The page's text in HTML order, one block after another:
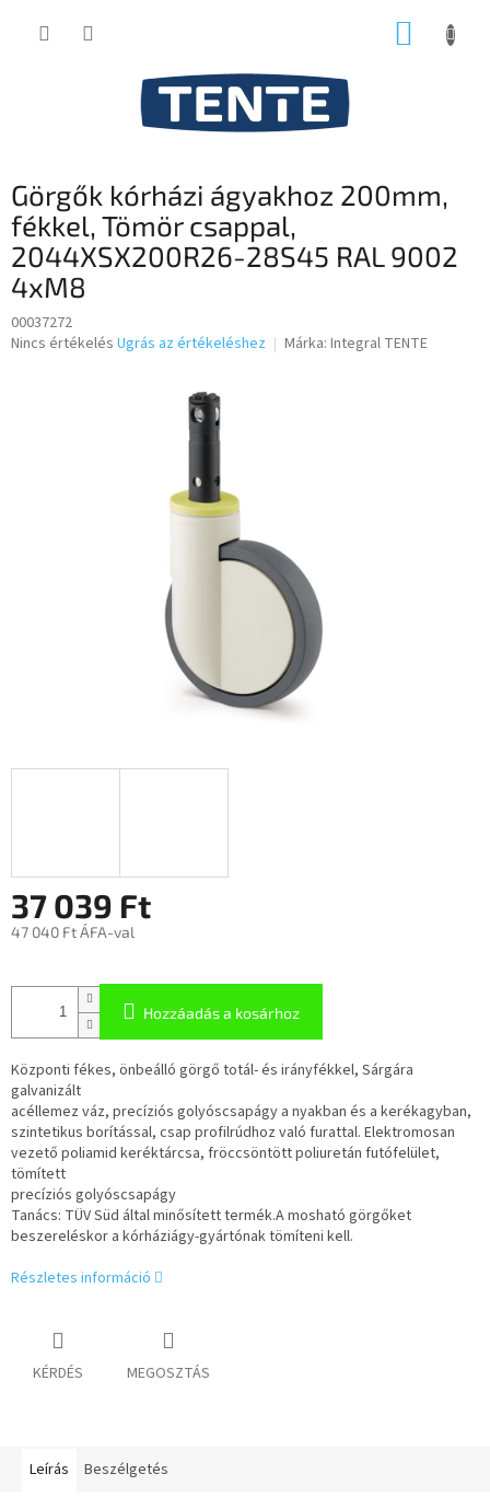
KOSÁR
Görgők kórházi ágyakhoz 200mm,
fékkel, Tömör csappal,
2044XSX200R26-28S45 RAL 9002
4xM8
00037272
A
Nincs értékelés Ugrás az értékeléshez Márka: Integral TENTE
37 039 Ft
47 040 Ft ÁFA-val
Hozzáadás a kosárhoz
Központi fékes, önbeálló görgő totál- és irányfékkel, Sárgára
galvanizált
acéllemez váz, precíziós golyóscsapágy a nyakban és a kerékagyban,
szintetikus borítással, csap profilrúdhoz való furattal. Elektromosan
vezető poliamid keréktárcsa, fröccsöntött poliuretán futófelület,
tömített
precíziós golyóscsapágy
Tanács: TÜV Süd által minősített termék.A mosható görgőket
beszereléskor a kórháziágy-gyártónak tömíteni kell.
Részletes információ
KÉRDÉS MEGOSZTÁS
Leírás Beszélgetés